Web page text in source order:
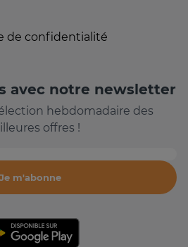
de confidentialité
avec notre newsletter
hebdomadaire des
offres !
Je m'abonne